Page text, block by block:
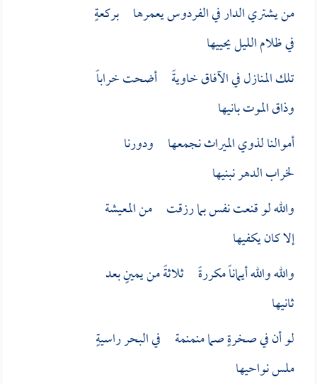
من يشتري الدار في الفردوس يعمرها بركعةٍ
في ظلام الليل يحييها
تلك المنازل في الآفاق خاويةً أضحت خراباً
وذاق الموت بانيها
أموالنا لذوي الميراث نجمعها ودورنا
لخراب الدهر نبنيها
والله لو قنعت نفس بما رزقت من المعيشة
إلا كان يكفيها
والله والله أيماناً مكررةً ثلاثةً من يمينٍ بعد
ثانيها
لو أن في صخرةٍ صما منمنمة في البحر راسيةٍ
ملس نواحيها